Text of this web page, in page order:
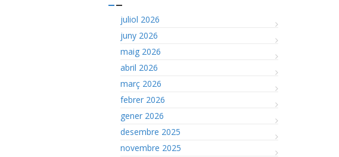
juliol 2026
juny 2026
maig 2026
abril 2026
març 2026
febrer 2026
gener 2026
desembre 2025
novembre 2025